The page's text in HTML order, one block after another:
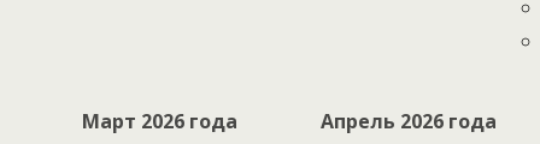
Март 2026 года Апрель 2026 года